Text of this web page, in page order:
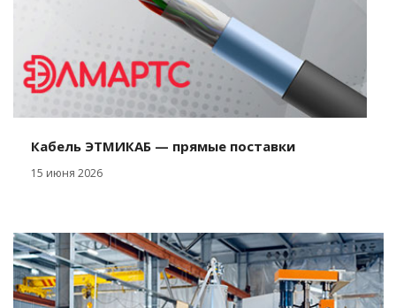
Кабель ЭТМИКАБ — прямые поставки
15 июня 2026